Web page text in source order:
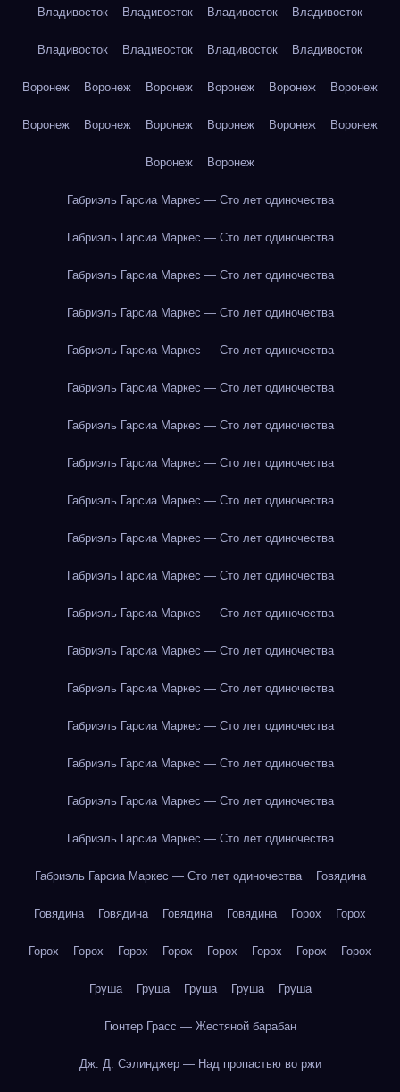
Владивосток Владивосток Владивосток Владивосток
Владивосток Владивосток Владивосток Владивосток
Воронеж Воронеж Воронеж Воронеж Воронеж Воронеж
Воронеж Воронеж Воронеж Воронеж Воронеж Воронеж
Воронеж Воронеж
Габриэль Гарсиа Маркес — Сто лет одиночества
Габриэль Гарсиа Маркес — Сто лет одиночества
Габриэль Гарсиа Маркес — Сто лет одиночества
Габриэль Гарсиа Маркес — Сто лет одиночества
Габриэль Гарсиа Маркес — Сто лет одиночества
Габриэль Гарсиа Маркес — Сто лет одиночества
Габриэль Гарсиа Маркес — Сто лет одиночества
Габриэль Гарсиа Маркес — Сто лет одиночества
Габриэль Гарсиа Маркес — Сто лет одиночества
Габриэль Гарсиа Маркес — Сто лет одиночества
Габриэль Гарсиа Маркес — Сто лет одиночества
Габриэль Гарсиа Маркес — Сто лет одиночества
Габриэль Гарсиа Маркес — Сто лет одиночества
Габриэль Гарсиа Маркес — Сто лет одиночества
Габриэль Гарсиа Маркес — Сто лет одиночества
Габриэль Гарсиа Маркес — Сто лет одиночества
Габриэль Гарсиа Маркес — Сто лет одиночества
Габриэль Гарсиа Маркес — Сто лет одиночества
Габриэль Гарсиа Маркес — Сто лет одиночества Говядина
Говядина Говядина Говядина Говядина Горох Горох
Горох Горох Горох Горох Горох Горох Горох Горох
Груша Груша Груша Груша Груша
Гюнтер Грасс — Жестяной барабан
Дж. Д. Сэлинджер — Над пропастью во ржи